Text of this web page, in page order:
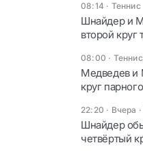
08:14 · Теннис
Шнайдер и
второй круг
08:00 · Теннис
Медведев и
круг
22:20 · Вчера
Шнайдер
четвёртый